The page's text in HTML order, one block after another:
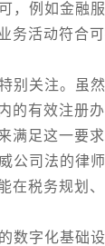
例如金融服
务活动符合可
关注。虽然
的有效注册
满足这一要求
司法的律师
在税务规划
字化基础设